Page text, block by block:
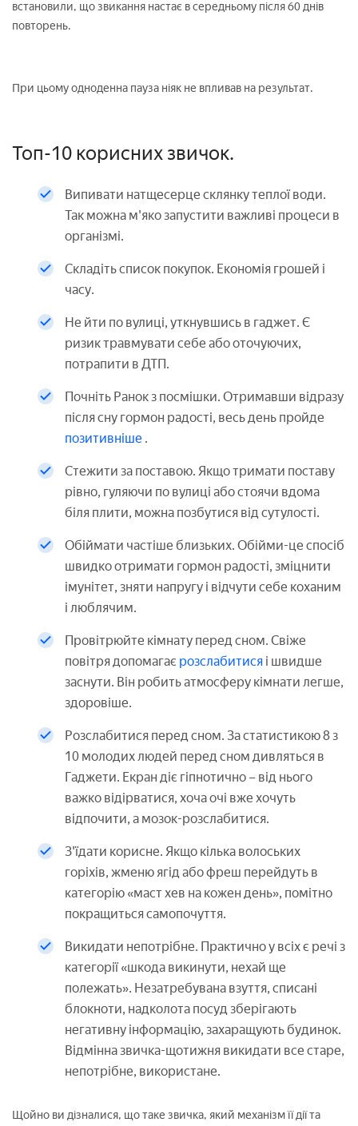
встановили, що звикання настає в середньому після 60 днів
повторень.
При цьому одноденна пауза ніяк не впливав на результат.
Топ-10 корисних звичок.
Випивати натщесерце склянку теплої води.
Так можна м'яко запустити важливі процеси в
організмі.
Складіть список покупок. Економія грошей і
часу.
Не йти по вулиці, уткнувшись в гаджет. Є
ризик травмувати себе або оточуючих,
потрапити в ДТП.
Почніть Ранок з посмішки. Отримавши відразу
після сну гормон радості, весь день пройде
позитивніше .
Стежити за поставою. Якщо тримати поставу
рівно, гуляючи по вулиці або стоячи вдома
біля плити, можна позбутися від сутулості.
Обіймати частіше близьких. Обійми-це спосіб
швидко отримати гормон радості, зміцнити
імунітет, зняти напругу і відчути себе коханим
і люблячим.
Провітрюйте кімнату перед сном. Свіже
повітря допомагає розслабитися і швидше
заснути. Він робить атмосферу кімнати легше,
здоровіше.
Розслабитися перед сном. За статистикою 8 з
10 молодих людей перед сном дивляться в
Гаджети. Екран діє гіпнотично – від нього
важко відірватися, хоча очі вже хочуть
відпочити, а мозок-розслабитися.
З'їдати корисне. Якщо кілька волоських
горіхів, жменю ягід або фреш перейдуть в
категорію «маст хев на кожен день», помітно
покращиться самопочуття.
Викидати непотрібне. Практично у всіх є речі з
категорії «шкода викинути, нехай ще
полежать». Незатребувана взуття, списані
блокноти, надколота посуд зберігають
негативну інформацію, захаращують будинок.
Відмінна звичка-щотижня викидати все старе,
непотрібне, використане.
Щойно ви дізналися, що таке звичка, який механізм її дії та